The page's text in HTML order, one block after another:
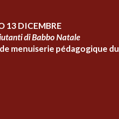
13 DICEMBRE
di Babbo Natale
menuiserie pédagogique du